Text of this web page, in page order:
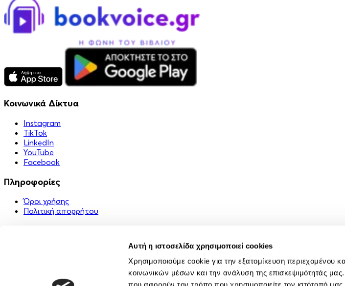
Αυτή η ιστοσελίδα χρησιμοποιεί cookies
Χρησιμοποιούμε cookie για την εξατομίκευση περιεχομένου
κοινωνικών μέσων και την ανάλυση της επισκεψιμότητάς
Κοινωνικά Δίκτυα
Instagram
TikTok
LinkedIn
YouTube
Facebook
Πληροφορίες
Όροι χρήσης
Πολιτική απορρήτου
Επικοινωνία